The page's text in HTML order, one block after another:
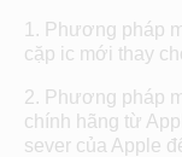
Phương pháp
cặp ic mới thay
Phương pháp
chính hãng từ
sever của Apple